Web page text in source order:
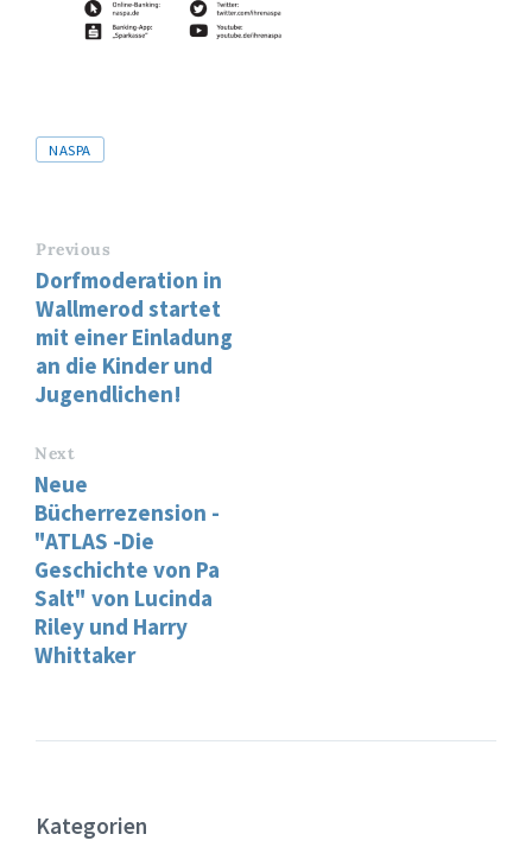
Tags
NASPA
Previous
Dorfmoderation in
Wallmerod startet
mit einer Einladung
an die Kinder und
Jugendlichen!
Next
Neue
Bücherrezension -
"ATLAS -Die
Geschichte von Pa
Salt" von Lucinda
Riley und Harry
Whittaker
Kategorien